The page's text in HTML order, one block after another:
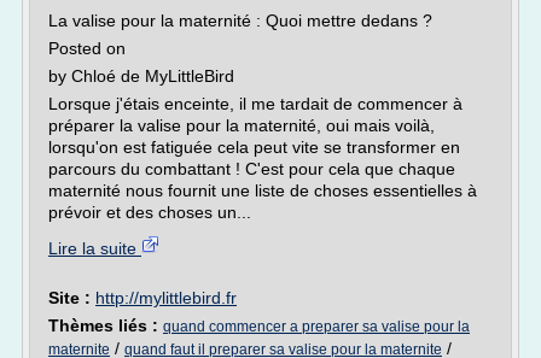
La valise pour la maternité : Quoi mettre dedans ?
Posted on
by Chloé de MyLittleBird
Lorsque j'étais enceinte, il me tardait de commencer à
préparer la valise pour la maternité, oui mais voilà,
lorsqu'on est fatiguée cela peut vite se transformer en
parcours du combattant ! C'est pour cela que chaque
maternité nous fournit une liste de choses essentielles à
prévoir et des choses un...
Lire la suite
Site : http://mylittlebird.fr
Thèmes liés : quand commencer a preparer sa valise pour la
maternite / quand faut il preparer sa valise pour la maternite /